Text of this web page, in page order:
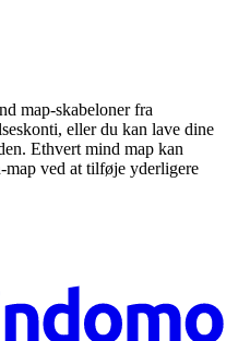
map-skabeloner fra
eller du kan lave dine
Ethvert mind map kan
map ved at tilføje yderligere